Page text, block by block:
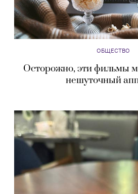
ОБЩЕСТВО
Осторожно, эти фильмы
нешуточный